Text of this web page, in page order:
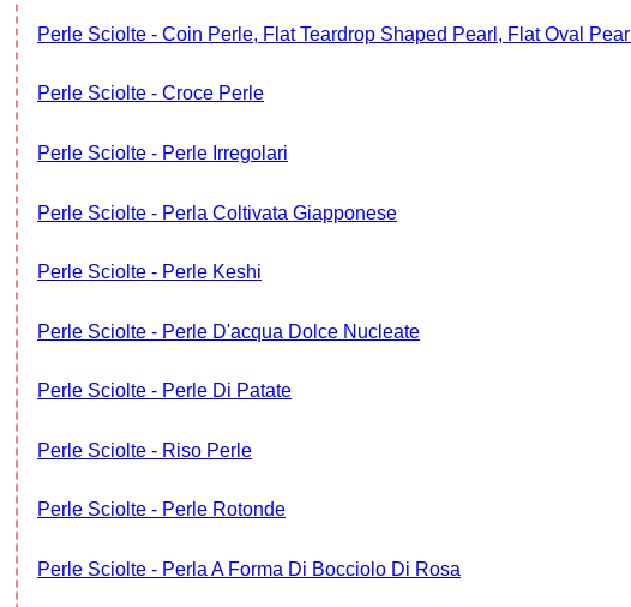
Perle Sciolte - Coin Perle, Flat Teardrop Shaped Pearl, Flat Oval Pearl
Perle Sciolte - Croce Perle
Perle Sciolte - Perle Irregolari
Perle Sciolte - Perla Coltivata Giapponese
Perle Sciolte - Perle Keshi
Perle Sciolte - Perle D'acqua Dolce Nucleate
Perle Sciolte - Perle Di Patate
Perle Sciolte - Riso Perle
Perle Sciolte - Perle Rotonde
Perle Sciolte - Perla A Forma Di Bocciolo Di Rosa